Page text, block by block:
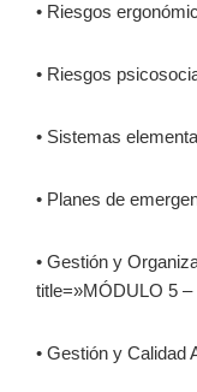
• Riesgos
• Riesgos
• Sistemas
• Planes de
• Gestión y
title=»MÓDULO 5
• Gestión y Calidad